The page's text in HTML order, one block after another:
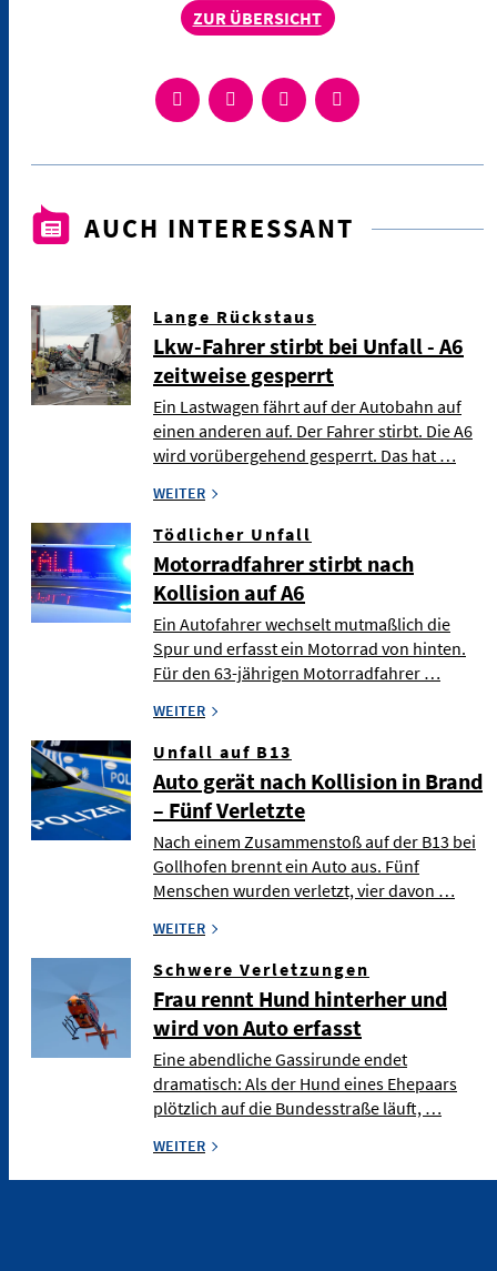
ZUR ÜBERSICHT
AUCH INTERESSANT
Lange Rückstaus
Lkw-Fahrer stirbt bei Unfall - A6
zeitweise gesperrt
Ein Lastwagen fährt auf der Autobahn auf
einen anderen auf. Der Fahrer stirbt. Die A6
wird vorübergehend gesperrt. Das hat …
WEITER
Tödlicher Unfall
Motorradfahrer stirbt nach
Kollision auf A6
Ein Autofahrer wechselt mutmaßlich die
Spur und erfasst ein Motorrad von hinten.
Für den 63-jährigen Motorradfahrer …
WEITER
Unfall auf B13
Auto gerät nach Kollision in Brand
– Fünf Verletzte
Nach einem Zusammenstoß auf der B13 bei
Gollhofen brennt ein Auto aus. Fünf
Menschen wurden verletzt, vier davon …
WEITER
Schwere Verletzungen
Frau rennt Hund hinterher und
wird von Auto erfasst
Eine abendliche Gassirunde endet
dramatisch: Als der Hund eines Ehepaars
plötzlich auf die Bundesstraße läuft, …
WEITER